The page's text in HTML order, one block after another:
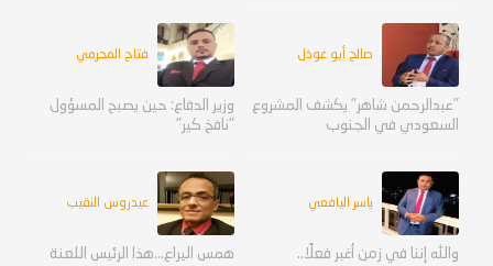
صالح أبو عوذل
"عبدالرحمن شاهر" يكشف المشروع
السعودي في الجنوب
فتاح المحرمي
وزير الدفاع: حين يصبح المسؤول
"نافخ كير"
ياسر اليافعي
والله إننا في زمن أغبر فعلًا..
عيدروس النقيب
همس اليراع...هذا الرئيس اللعنة